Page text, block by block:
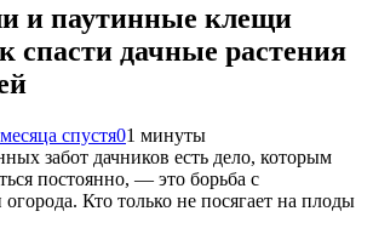
и паутинные клещи
спасти дачные растения
спустя01 минуты
забот дачников есть дело, которым
постоянно, — это борьба с
Кто только не посягает на плоды